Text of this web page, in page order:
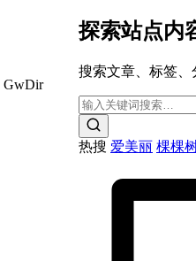
GwDir
探索站点内
搜索文章、标签、
热搜 爱美丽 棵棵